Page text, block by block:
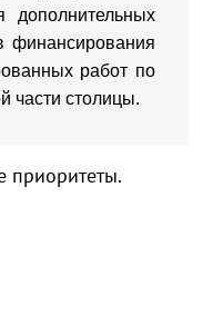
дополнительных
финансирования
работ по
части столицы.
приоритеты.